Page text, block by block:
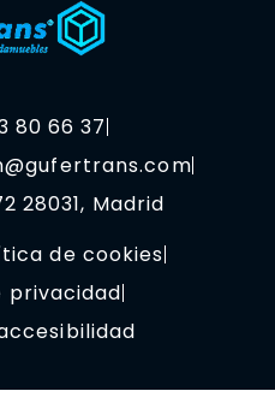
80 66 37
28031, Madrid
de cookies
privacidad